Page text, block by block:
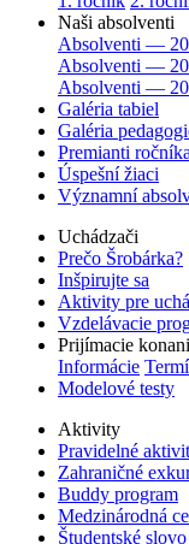
Naši absolventi
Absolventi —
Absolventi —
Absolventi —
Galéria tabiel
Galéria
Premianti ročníka
Úspešní žiaci
Významní
Uchádzači
Prečo Šrobárka?
Inšpirujte sa
Aktivity pre
Vzdelávacie
Prijímacie
Informácie
Modelové testy
Aktivity
Pravidelné
Zahraničné
Buddy program
Medzinárodná
Študentské slovo